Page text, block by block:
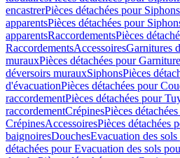
encastrerPièces détachées pour
apparentsPièces détachées pour
apparentsRaccordementsPièces
RaccordementsAccessoiresGarnitures
murauxPièces détachées pour
déversoirs murauxSiphonsPièces
d'évacuationPièces détachées pour
raccordementPièces détachées pour
raccordementCrépinesPièces
CrépinesAccessoiresPièces détachées
baignoiresDouchesEvacuation des
détachées pour Evacuation des sols